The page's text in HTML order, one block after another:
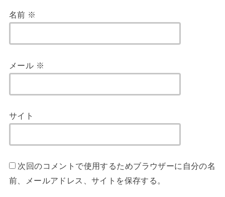
名前 ※
メール ※
サイト
次回のコメントで使用するためブラウザーに自分の名
前、メールアドレス、サイトを保存する。